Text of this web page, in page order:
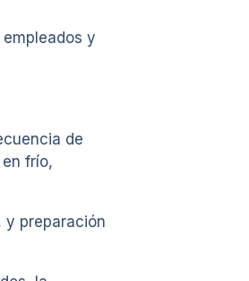
y
de
frío,
y preparación